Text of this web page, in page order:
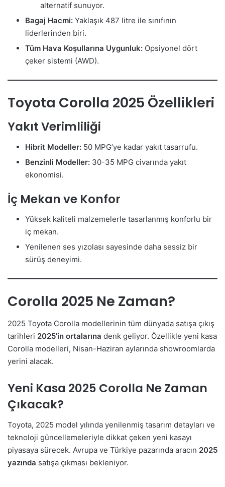
alternatif sunuyor.
Bagaj Hacmi: Yaklaşık 487 litre ile sınıfının
liderlerinden biri.
Tüm Hava Koşullarına Uygunluk: Opsiyonel dört
çeker sistemi (AWD).
Toyota Corolla 2025 Özellikleri
Yakıt Verimliliği
Hibrit Modeller: 50 MPG’ye kadar yakıt tasarrufu.
Benzinli Modeller: 30-35 MPG civarında yakıt
ekonomisi.
İç Mekan ve Konfor
Yüksek kaliteli malzemelerle tasarlanmış konforlu bir
iç mekan.
Yenilenen ses yızolası sayesinde daha sessiz bir
sürüş deneyimi.
Corolla 2025 Ne Zaman?
2025 Toyota Corolla modellerinin tüm dünyada satışa çıkış
tarihleri 2025’in ortalarına denk geliyor. Özellikle yeni kasa
Corolla modelleri, Nisan-Haziran aylarında showroomlarda
yerini alacak.
Yeni Kasa 2025 Corolla Ne Zaman
Çıkacak?
Toyota, 2025 model yılında yenilenmiş tasarım detayları ve
teknoloji güncellemeleriyle dikkat çeken yeni kasayı
piyasaya sürecek. Avrupa ve Türkiye pazarında aracın 2025
yazında satışa çıkması bekleniyor.